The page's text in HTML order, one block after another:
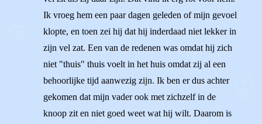
Ik vroeg hem een paar dagen geleden of mijn gevoel
klopte, en toen zei hij dat hij inderdaad niet lekker in
zijn vel zat. Een van de redenen was omdat hij zich
niet "thuis" thuis voelt in het huis omdat zij al een
behoorlijke tijd aanwezig zijn. Ik ben er dus achter
gekomen dat mijn vader ook met zichzelf in de
knoop zit en niet goed weet wat hij wilt. Daarom is